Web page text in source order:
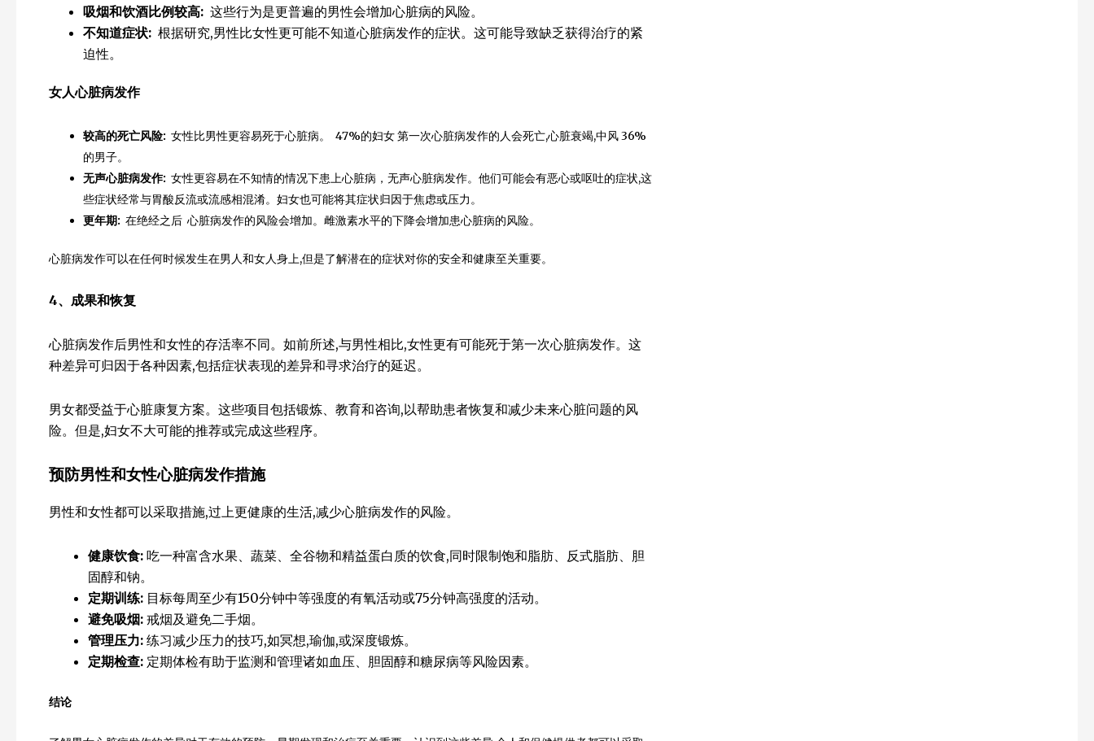
吸烟和饮酒比例较高: 这些行为是更普遍的男性会增加心脏病的风险。
不知道症状: 根据研究,男性比女性更可能不知道心脏病发作的症状。这可能导致缺乏获得治疗的紧
迫性。
女人心脏病发作
较高的死亡风险: 女性比男性更容易死于心脏病。 47%的妇女 第一次心脏病发作的人会死亡,心脏衰竭,中风 36%
的男子。
无声心脏病发作: 女性更容易在不知情的情况下患上心脏病，无声心脏病发作。他们可能会有恶心或呕吐的症状,这
些症状经常与胃酸反流或流感相混淆。妇女也可能将其症状归因于焦虑或压力。
更年期: 在绝经之后 心脏病发作的风险会增加。雌激素水平的下降会增加患心脏病的风险。
心脏病发作可以在任何时候发生在男人和女人身上,但是了解潜在的症状对你的安全和健康至关重要。
4、成果和恢复
心脏病发作后男性和女性的存活率不同。如前所述,与男性相比,女性更有可能死于第一次心脏病发作。这
种差异可归因于各种因素,包括症状表现的差异和寻求治疗的延迟。
男女都受益于心脏康复方案。这些项目包括锻炼、教育和咨询,以帮助患者恢复和减少未来心脏问题的风
险。但是,妇女不大可能的推荐或完成这些程序。
预防男性和女性心脏病发作措施
男性和女性都可以采取措施,过上更健康的生活,减少心脏病发作的风险。
健康饮食: 吃一种富含水果、蔬菜、全谷物和精益蛋白质的饮食,同时限制饱和脂肪、反式脂肪、胆
固醇和钠。
定期训练: 目标每周至少有150分钟中等强度的有氧活动或75分钟高强度的活动。
避免吸烟: 戒烟及避免二手烟。
管理压力: 练习减少压力的技巧,如冥想,瑜伽,或深度锻炼。
定期检查: 定期体检有助于监测和管理诸如血压、胆固醇和糖尿病等风险因素。
结论